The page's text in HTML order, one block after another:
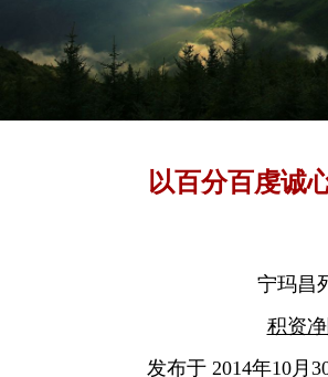
以百分百虔诚
宁玛昌
积资
发布于 2014年10月